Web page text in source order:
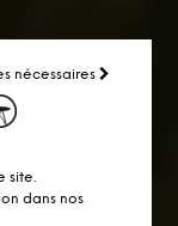
nécessaires
site.
dans nos